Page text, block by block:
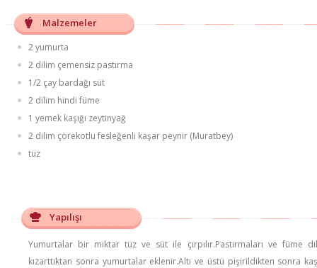
Malzemeler
2 yumurta
2 dilim çemensiz pastırma
1/2 çay bardağı süt
2 dilim hindi füme
1 yemek kaşığı zeytinyağ
2 dilim çörekotlu fesleğenli kaşar peynir (Muratbey)
tuz
Yapılışı
Yumurtalar bir miktar tuz ve süt ile çırpılır.Pastırmaları ve füme
kızarttıktan sonra yumurtalar eklenir.Altı ve üstü pişirildikten sonra